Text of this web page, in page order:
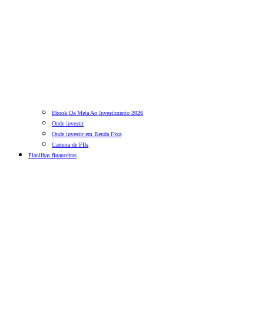
Ebook Da Meta Ao Investimento 2026
Onde investir
Onde investir em Renda Fixa
Carteira de FIIs
Planilhas financeiras